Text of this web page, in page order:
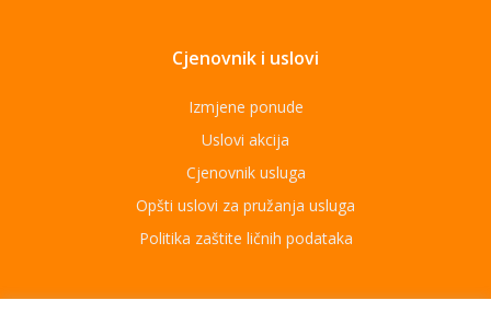
Cjenovnik i uslovi
Izmjene ponude
Uslovi akcija
Cjenovnik usluga
Opšti uslovi za pružanja usluga
Politika zaštite ličnih podataka